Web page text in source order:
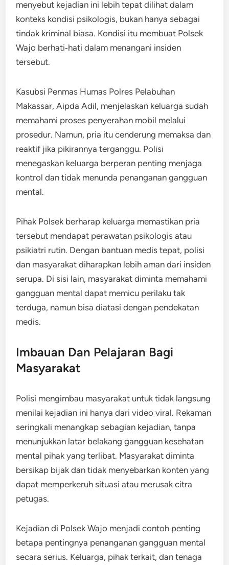
menyebut kejadian ini lebih tepat dilihat dalam
konteks kondisi psikologis, bukan hanya sebagai
tindak kriminal biasa. Kondisi itu membuat Polsek
Wajo berhati‑hati dalam menangani insiden
tersebut.
Kasubsi Penmas Humas Polres Pelabuhan
Makassar, Aipda Adil, menjelaskan keluarga sudah
memahami proses penyerahan mobil melalui
prosedur. Namun, pria itu cenderung memaksa dan
reaktif jika pikirannya terganggu. Polisi
menegaskan keluarga berperan penting menjaga
kontrol dan tidak menunda penanganan gangguan
mental.
Pihak Polsek berharap keluarga memastikan pria
tersebut mendapat perawatan psikologis atau
psikiatri rutin. Dengan bantuan medis tepat, polisi
dan masyarakat diharapkan lebih aman dari insiden
serupa. Di sisi lain, masyarakat diminta memahami
gangguan mental dapat memicu perilaku tak
terduga, namun bisa diatasi dengan pendekatan
medis.
Imbauan Dan Pelajaran Bagi
Masyarakat
Polisi mengimbau masyarakat untuk tidak langsung
menilai kejadian ini hanya dari video viral. Rekaman
seringkali menangkap sebagian kejadian, tanpa
menunjukkan latar belakang gangguan kesehatan
mental pihak yang terlibat. Masyarakat diminta
bersikap bijak dan tidak menyebarkan konten yang
dapat memperkeruh situasi atau merusak citra
petugas.
Kejadian di Polsek Wajo menjadi contoh penting
betapa pentingnya penanganan gangguan mental
secara serius. Keluarga, pihak terkait, dan tenaga